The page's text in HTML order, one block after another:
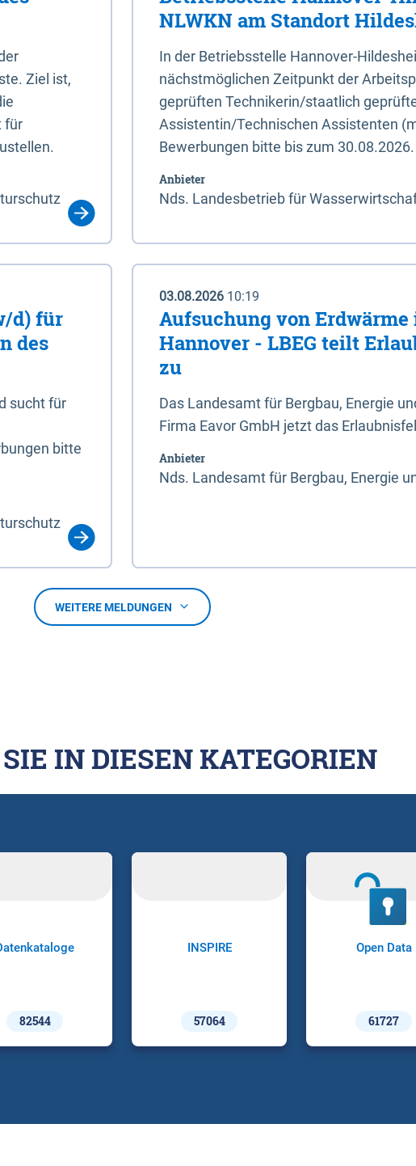
Ziel ist,
für
NLWKN am Standort
In der Betriebsstelle Hannover-
nächstmöglichen Zeitpunkt der
geprüften Technikerin/staatlich
Assistentin/Technischen Assistenten
Bewerbungen bitte bis zum 30.08.2026.
Anbieter
Nds. Landesbetrieb für
d) für
des
sucht für
bitte
03.08.2026 10:19
Aufsuchung von Erdwärme
Hannover - LBEG teilt
zu
Das Landesamt für Bergbau, Energie
Firma Eavor GmbH jetzt das
Anbieter
Nds. Landesamt für Bergbau, Energie
WEITERE MELDUNGEN
IN DIESEN KATEGORIEN
82544
INSPIRE
57064
Open Data
61727